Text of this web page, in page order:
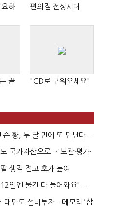
요하
편의점 전성시대
끝
"CD로 구워오세요"
슨 황, 두 달 만에 또 만난다…
논...
국가자산으로…'보관·평가·
은 ...
생각 접고 호가 높여
똘한 한 채' 20...
일엔 물건 다 들어와요"…
우며 문 연 ...
대만도 설비투자…메모리 ‘삼